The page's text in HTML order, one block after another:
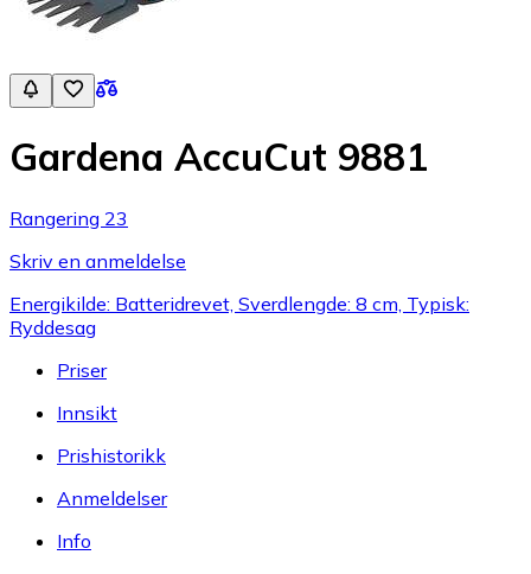
Gardena AccuCut 9881
Rangering 23
Skriv en anmeldelse
Energikilde: Batteridrevet, Sverdlengde: 8 cm, Typisk:
Ryddesag
Priser
Innsikt
Prishistorikk
Anmeldelser
Info